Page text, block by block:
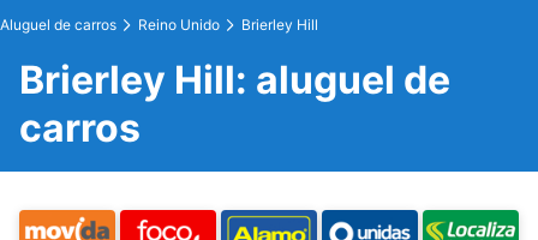
Aluguel de carros Reino Unido Brierley Hill
Brierley Hill: aluguel de
carros